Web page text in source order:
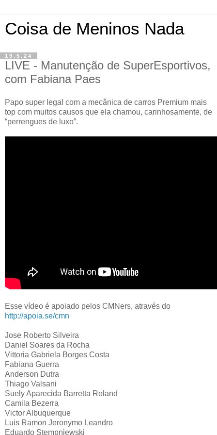
Coisa de Meninos Nada
19.5.24
LIVE - Manutenção de SuperEsportivos,
com Fabiana Paes
Papo super legal com a mecânica de carros Premium mais
top com muitos causos que ela chamou, carinhosamente, de
“perrengues de luxo”.
Esse vídeo é apoiado pelos CMNers, através do
http://apoia.se/cmn
Jose Roberto Silveira
Daniel Soares da Rocha
Vittoria Gabriela Borges Costa
Fabiana Guerra
Anderson Dutra
Thiago Valsani
Suely Aparecida Barretta Roland
Camila Bezerra
Victor Albuquerque
Luis Ramon Jeronymo Leandro
Eduardo Stempniewski